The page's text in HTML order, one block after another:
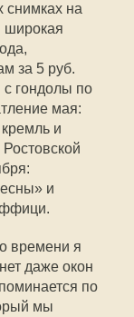
на
широкая
за 5 руб.
с гондолы по
мая:
и
и
времени я
даже окон
по
мы